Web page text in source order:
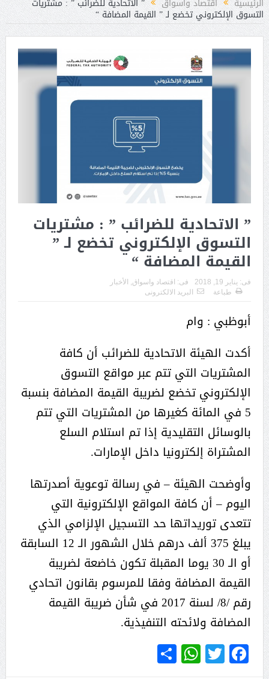
التسوق الإلكتروني تخضع لـ ” القيمة المضافة “
” الاتحادية للضرائب ” : مشتريات
التسوق الإلكتروني تخضع لـ ”
القيمة المضافة “
فى: يناير 19, 2018 فى: اقتصاد واسواق, الأخبار
طباعة
البريد الالكترونى
أبوظبي : وام
أكدت الهيئة الاتحادية للضرائب أن كافة
المشتريات التي تتم عبر مواقع التسوق
الإلكتروني تخضع لضريبة القيمة المضافة بنسبة
5 في المائة كغيرها من المشتريات التي تتم
بالوسائل التقليدية إذا تم استلام السلع
المشتراة إلكترونيا داخل الإمارات.
وأوضحت الهيئة – في رسالة توعوية أصدرتها
اليوم – أن كافة المواقع الإلكترونية التي
تتعدى توريداتها حد التسجيل الإلزامي الذي
يبلغ 375 ألف درهم خلال الشهور الـ 12 السابقة
أو الـ 30 يوما المقبلة تكون خاضعة لضريبة
القيمة المضافة وفقا للمرسوم بقانون اتحادي
رقم /8/ لسنة 2017 في شأن ضريبة القيمة
المضافة ولائحته التنفيذية.
Facebook
Twitter
WhatsApp
Share